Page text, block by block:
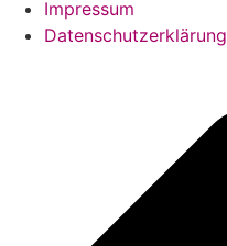
Impressum
Datenschutzerklärung